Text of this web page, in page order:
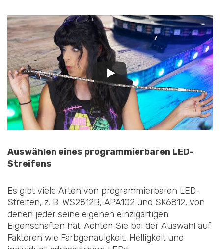
Auswählen eines programmierbaren LED-
Streifens
Es gibt viele Arten von programmierbaren LED-
Streifen, z. B. WS2812B, APA102 und SK6812, von
denen jeder seine eigenen einzigartigen
Eigenschaften hat. Achten Sie bei der Auswahl auf
Faktoren wie Farbgenauigkeit, Helligkeit und